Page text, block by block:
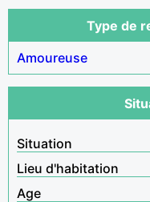
Type de
Amoureuse
Situation
Lieu d'habitation
Age